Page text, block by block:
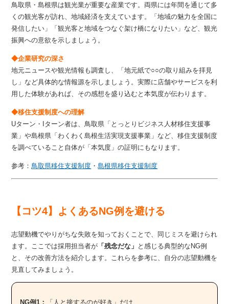
鳥取県・島根県は観光業が重要な産業です。両県には年間を通じて多
くの観光客が訪れ、地域経済を支えています。「地域の魅力を全国に
発信したい」「観光客と地域をつなぐ架け橋になりたい」など、観光
振興への意欲を示しましょう。
◆企業研究の深さ
地元ニュースや観光情報も調査し、「地元紙で○○の取り組みを拝見
し」など具体的な情報源を示しましょう。実際に店舗やサービスを利
用した体験があれば、その感想を盛り込むと本気度が伝わります。
◆移住支援制度への理解
Uターン・Iターン者は、鳥取県「とっとりビジネス人材移住支援事
業」や島根県「わくわく島根生活実現支援事業」など、移住支援制度
を調べていること自体が「本気度」の証明にもなります。
参考： 鳥取県移住支援制度 ・島根県移住支援制度
【コツ4】よくあるNG例を避ける
志望動機でやりがちな失敗を知っておくことで、同じミスを避けられ
ます。ここでは採用担当者が 「残念だな」 と感じる典型的なNG例
と、その改善方法を紹介します。これらを参考に、自分の志望動機を
見直してみましょう。
NG例1： 「人と接するのが好き」だけ